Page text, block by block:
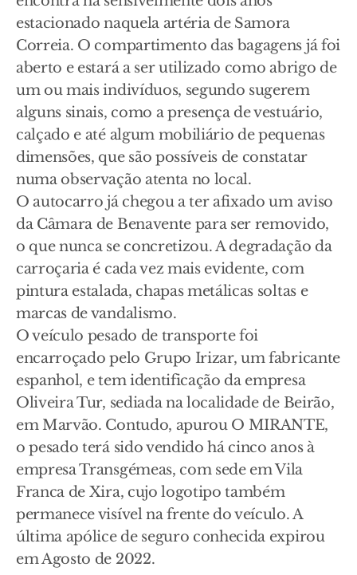
estacionado naquela artéria de Samora
Correia. O compartimento das bagagens já foi
aberto e estará a ser utilizado como abrigo de
um ou mais indivíduos, segundo sugerem
alguns sinais, como a presença de vestuário,
calçado e até algum mobiliário de pequenas
dimensões, que são possíveis de constatar
numa observação atenta no local.
O autocarro já chegou a ter afixado um aviso
da Câmara de Benavente para ser removido,
o que nunca se concretizou. A degradação da
carroçaria é cada vez mais evidente, com
pintura estalada, chapas metálicas soltas e
marcas de vandalismo.
O veículo pesado de transporte foi
encarroçado pelo Grupo Irizar, um fabricante
espanhol, e tem identificação da empresa
Oliveira Tur, sediada na localidade de Beirão,
em Marvão. Contudo, apurou O MIRANTE,
o pesado terá sido vendido há cinco anos à
empresa Transgémeas, com sede em Vila
Franca de Xira, cujo logotipo também
permanece visível na frente do veículo. A
última apólice de seguro conhecida expirou
em Agosto de 2022.